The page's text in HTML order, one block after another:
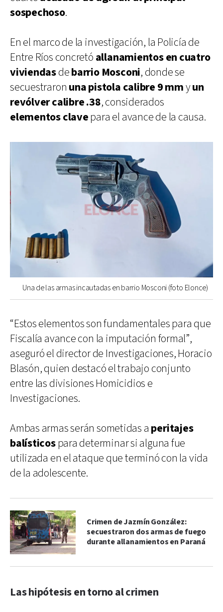
sospechoso.
En el marco de la investigación, la Policía de
Entre Ríos concretó allanamientos en cuatro
viviendasdebarrio Mosconi, donde se
secuestraron una pistola calibre 9 mmyun
revólver calibre .38, considerados
elementos clavepara el avance de la causa.
Una de las armas incautadas en barrio Mosconi (foto Elonce)
“Estos elementos son fundamentales para que
Fiscalía avance con la imputación formal”,
aseguró el director de Investigaciones, Horacio
Blasón, quien destacó el trabajo conjunto
entre las divisiones Homicidios e
Investigaciones.
Ambas armas serán sometidas a peritajes
balísticospara determinar si alguna fue
utilizada en el ataque que terminó con la vida
de la adolescente.
Crimen de Jazmín González:
secuestraron dos armas de fuego
durante allanamientos en Paraná
Las hipótesis en torno al crimen